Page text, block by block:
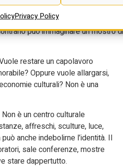
Privacy Policy
in architettura, è pericolosa.
Chi è favorevole può
può immaginare un mostro di
restare un capolavoro
Oppure vuole allargarsi,
culturali? Non è una
è un centro culturale
affreschi, sculture, luce,
anche indebolirne l’identità. Il
sale conferenze, mostre
stare dappertutto.